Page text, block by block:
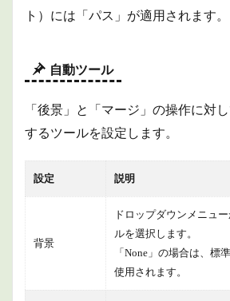
ト）には「パス」が適用されます。
自動ツール
「後景」と「マージ」の操作に対
するツールを設定します。
設定 説明
背景
ドロップダウンメニュ
ルを選択します。
「None」の場合は、標
使用されます。